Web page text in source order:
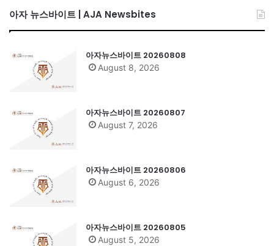
아자 뉴스바이트 | AJA Newsbites
아자뉴스바이트 20260808
August 8, 2026
아자뉴스바이트 20260807
August 7, 2026
아자뉴스바이트 20260806
August 6, 2026
아자뉴스바이트 20260805
August 5, 2026